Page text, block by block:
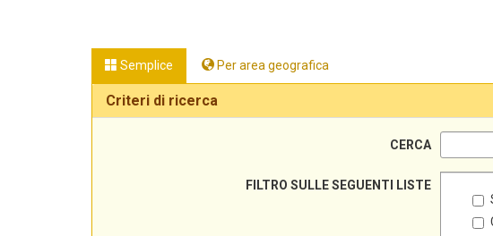
Semplice Per area geografica
Criteri di ricerca
CERCA
FILTRO SULLE SEGUENTI LISTE